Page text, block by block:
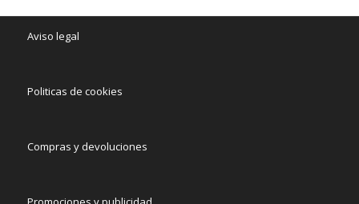
Aviso legal
Politicas de cookies
Compras y devoluciones